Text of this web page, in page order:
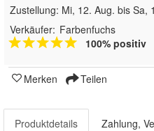
Zustellung: Mi, 12. Aug. bis Sa,
Verkäufer: Farbenfuchs
100% positiv
Merken Teilen
Produktdetails Zahlung,